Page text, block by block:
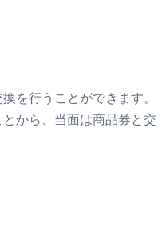
を行うことができます。
から、当面は商品券と交